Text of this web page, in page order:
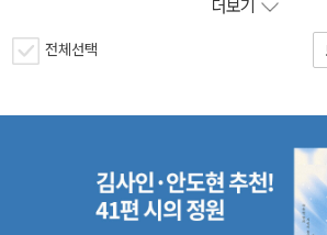
더보기
전체선택